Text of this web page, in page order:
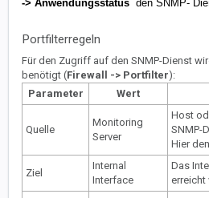
-> Anwendungsstatus den SNMP-
Portfilterregeln
Für den Zugriff auf den SNMP-Dienst
benötigt (Firewall -> Portfilter):
Parameter
Wert
Quelle
Monitoring
Server
Host
SNMP-
Hier
Ziel
Internal
Interface
Das
erreicht